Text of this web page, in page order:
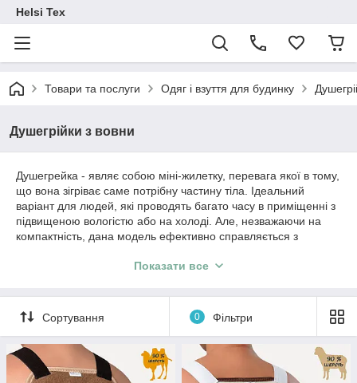
Helsi Tex
Товари та послуги Одяг і взуття для будинку
Душегрійки з вовни
Душегрейка - являє собою міні-жилетку, перевага якої в тому,
що вона зігріває саме потрібну частину тіла. Ідеальний
варіант для людей, які проводять багато часу в приміщенні з
підвищеною вологістю або на холоді. Але, незважаючи на
компактність, дана модель ефективно справляється з
відділу і надійно захищає від холоду.
дію, завдяки якому поліпшується кровотік і нормалізується
самопочуття. Виріб щільно прилягає до тіла і надійно
тримається за рахунок міцних еластичних лямок.
В нашому інтернет-магазині можна придбати душегрейки з
Показати все
Сортування 0 Фільтри